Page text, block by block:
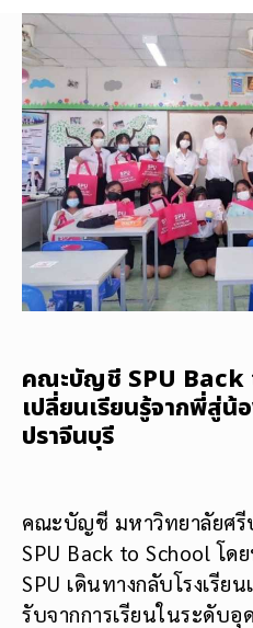
คณะบัญชี SPU
เปลี่ยนเรียนรู้จากพี่สู่
ปราจีนบุรี
คณะบัญชี มหาวิทยาลัยศรี
SPU Back to School โ
SPU เดินทางกลับโรงเรีย
รับจากการเรียนในระดับ